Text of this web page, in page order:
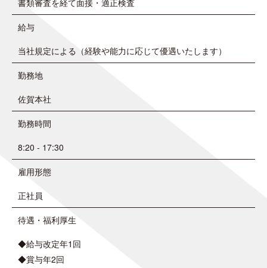
書類審査を経て面接・適正検査
給与
当社規定による（経験や能力に応じて優遇いたします）
勤務地
佐賀本社
勤務時間
8:20 - 17:30
雇用形態
正社員
待遇・福利厚生
◆給与改定年1回
◆賞与年2回